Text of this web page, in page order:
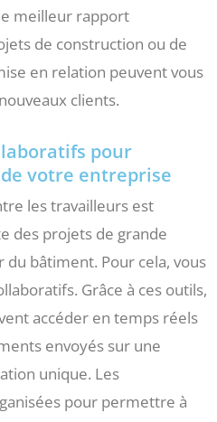
meilleur rapport
de construction ou de
en relation peuvent vous
clients.
pour
votre entreprise
les travailleurs est
des projets de grande
bâtiment. Pour cela, vous
Grâce à ces outils,
accéder en temps réels
envoyés sur une
unique. Les
pour permettre à